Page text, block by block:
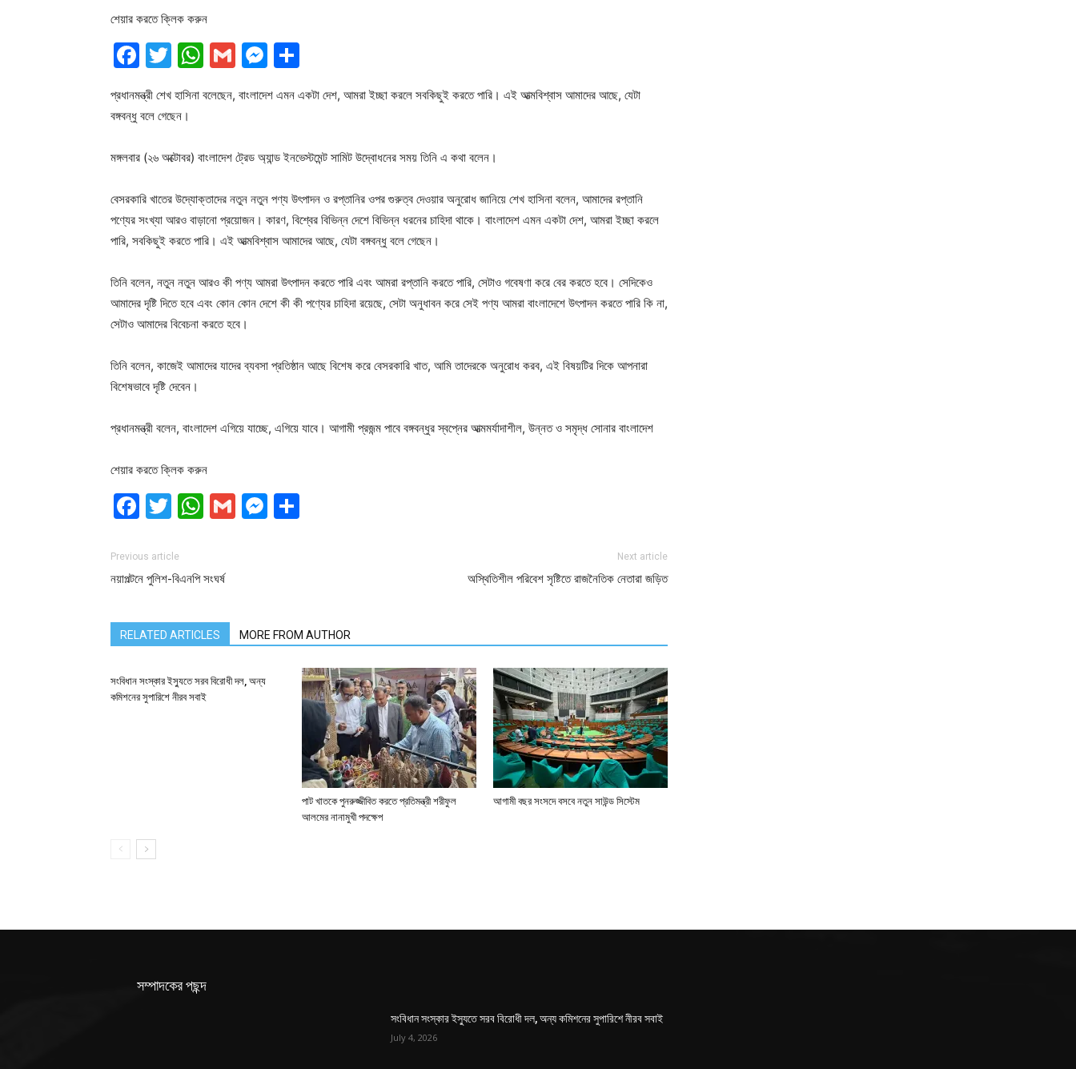
শেয়ার করতে ক্লিক করুন
Facebook
Twitter
WhatsApp
GmailMessenger
প্রধানমন্ত্রী শেখ হাসিনা বলেছেন, বাংলাদেশ এমন একটা দেশ, আমরা ইচ্ছা করলে সবকিছুই করতে পারি। এই আত্মবিশ্বাস আমাদের আছে, যেটা
বঙ্গবন্ধু বলে গেছেন।
মঙ্গলবার (২৬ অক্টোবর) বাংলাদেশ ট্রেড অ্যান্ড ইনভেস্টমেন্ট সামিট উদ্বোধনের সময় তিনি এ কথা বলেন।
বেসরকারি খাতের উদ্যোক্তাদের নতুন নতুন পণ্য উৎপাদন ও রপ্তানির ওপর গুরুত্ব দেওয়ার অনুরোধ জানিয়ে শেখ হাসিনা বলেন, আমাদের রপ্তানি
পণ্যের সংখ্যা আরও বাড়ানো প্রয়োজন। কারণ, বিশ্বের বিভিন্ন দেশে বিভিন্ন ধরনের চাহিদা থাকে। বাংলাদেশ এমন একটা দেশ, আমরা ইচ্ছা করলে
পারি, সবকিছুই করতে পারি। এই আত্মবিশ্বাস আমাদের আছে, যেটা বঙ্গবন্ধু বলে গেছেন।
তিনি বলেন, নতুন নতুন আরও কী পণ্য আমরা উৎপাদন করতে পারি এবং আমরা রপ্তানি করতে পারি, সেটাও গবেষণা করে বের করতে হবে। সেদিকেও
আমাদের দৃষ্টি দিতে হবে এবং কোন কোন দেশে কী কী পণ্যের চাহিদা রয়েছে, সেটা অনুধাবন করে সেই পণ্য আমরা বাংলাদেশে উৎপাদন করতে পারি কি না,
সেটাও আমাদের বিবেচনা করতে হবে।
তিনি বলেন, কাজেই আমাদের যাদের ব্যবসা প্রতিষ্ঠান আছে বিশেষ করে বেসরকারি খাত, আমি তাদেরকে অনুরোধ করব, এই বিষয়টির দিকে আপনারা
বিশেষভাবে দৃষ্টি দেবেন।
প্রধানমন্ত্রী বলেন, বাংলাদেশ এগিয়ে যাচ্ছে, এগিয়ে যাবে। আগামী প্রজন্ম পাবে বঙ্গবন্ধুর স্বপ্নের আত্মমর্যাদাশীল, উন্নত ও সমৃদ্ধ সোনার বাংলাদেশ
শেয়ার করতে ক্লিক করুন
Facebook
Twitter
WhatsApp
GmailMessenger
Previous article
নয়াপল্টনে পুলিশ-বিএনপি সংঘর্ষ
Next article
অস্থিতিশীল পরিবেশ সৃষ্টিতে রাজনৈতিক নেতারা জড়িত
RELATED ARTICLES MORE FROM AUTHOR
সংবিধান সংস্কার ইস্যুতে সরব বিরোধী দল, অন্য
কমিশনের সুপারিশে নীরব সবাই
পাট খাতকে পুনরুজ্জীবিত করতে প্রতিমন্ত্রী শরীফুল
আলমের নানামুখী পদক্ষেপ
আগামী বছর সংসদে বসবে নতুন সাউন্ড সিস্টেম
সম্পাদকের পছন্দ
সংবিধান সংস্কার ইস্যুতে সরব বিরোধী দল, অন্য কমিশনের সুপারিশে নীরব সবাই
July 4, 2026